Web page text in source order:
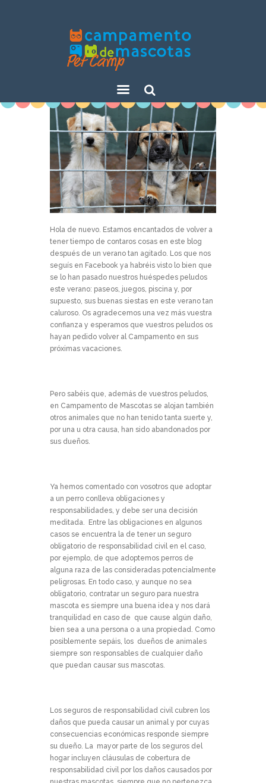
Sear
ch
Hola de nuevo. Estamos encantados de volver a
tener tiempo de contaros cosas en este blog
después de un verano tan agitado. Los que nos
seguís en Facebook ya habréis visto lo bien que
se lo han pasado nuestros huéspedes peludos
este verano: paseos, juegos, piscina y, por
supuesto, sus buenas siestas en este verano tan
caluroso. Os agradecemos una vez más vuestra
confianza y esperamos que vuestros peludos os
hayan pedido volver al Campamento en sus
próximas vacaciones.
Pero sabéis que, además de vuestros peludos,
en Campamento de Mascotas se alojan también
otros animales que no han tenido tanta suerte y,
por una u otra causa, han sido abandonados por
sus dueños.
Ya hemos comentado con vosotros que adoptar
a un perro conlleva obligaciones y
responsabilidades, y debe ser una decisión
meditada. Entre las obligaciones en algunos
casos se encuentra la de tener un seguro
obligatorio de responsabilidad civil en el caso,
por ejemplo, de que adoptemos perros de
alguna raza de las consideradas potencialmente
peligrosas. En todo caso, y aunque no sea
obligatorio, contratar un seguro para nuestra
mascota es siempre una buena idea y nos dará
tranquilidad en caso de que cause algún daño,
bien sea a una persona o a una propiedad. Como
posiblemente sepáis, los dueños de animales
siempre son responsables de cualquier daño
que puedan causar sus mascotas.
Los seguros de responsabilidad civil cubren los
daños que pueda causar un animal y por cuyas
consecuencias económicas responde siempre
su dueño. La mayor parte de los seguros del
hogar incluyen cláusulas de cobertura de
responsabilidad civil por los daños causados por